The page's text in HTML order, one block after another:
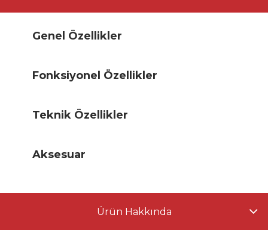
Genel Özellikler
Fonksiyonel Özellikler
Teknik Özellikler
Aksesuar
Ürün Hakkında